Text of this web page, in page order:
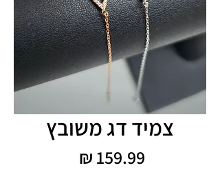
צמיד דג משובץ